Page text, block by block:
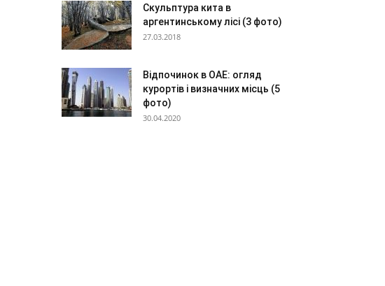
Скульптура кита в
аргентинському лісі (3 фото)
27.03.2018
Відпочинок в ОАЕ: огляд
курортів і визначних місць (5
фото)
30.04.2020